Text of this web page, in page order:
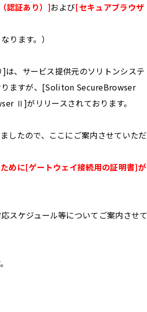
認証あり）]および[セキュアブラウザ
ります。）
、サービス提供元のソリトンシステ
ますが、[Soliton SecureBrowser
Ⅱ]がリリースされております。
したので、ここにご案内させていただ
めに[ゲートウェイ接続用の証明書]が
スケジュール等についてご案内させて